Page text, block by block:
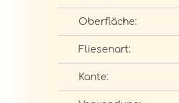
Oberfläche:
Fliesenart:
Kante: